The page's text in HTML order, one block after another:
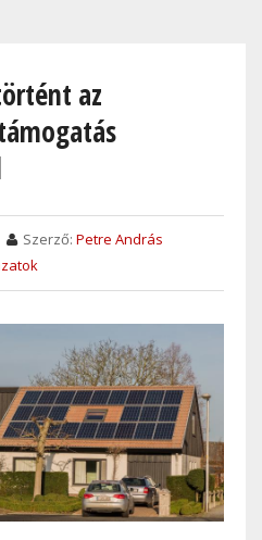
az
Szerző: Petre András